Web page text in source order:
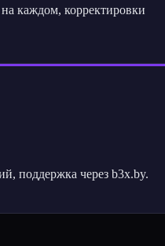
каждом, корректировки
поддержка через b3x.by.